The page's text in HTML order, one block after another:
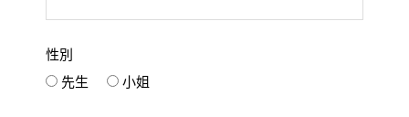
性別
先生
小姐